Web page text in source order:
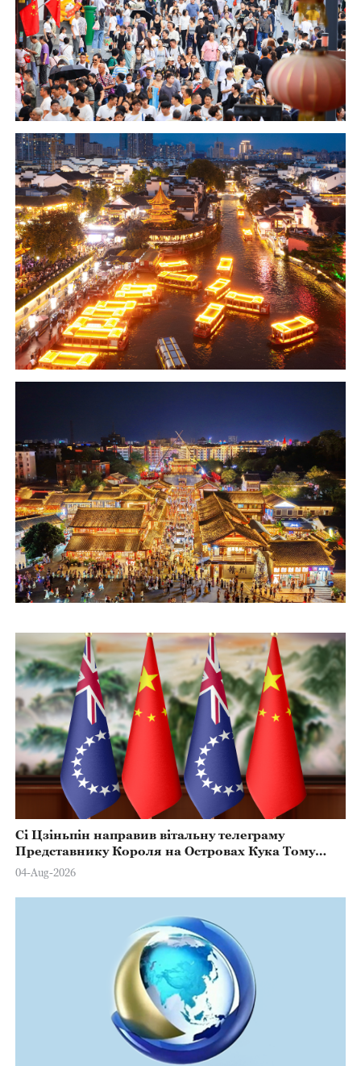
Сі Цзіньпін направив вітальну телеграму
Представнику Короля на Островах Кука Тому
Марстерсу з нагоди Дня Конституції
04-Aug-2026